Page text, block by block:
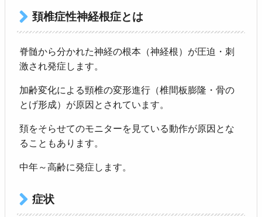
頚椎症性神経根症とは
脊髄から分かれた神経の根本（神経根）が圧迫・刺
激され発症します。
加齢変化による頸椎の変形進行（椎間板膨隆・骨の
とげ形成）が原因とされています。
頚をそらせてのモニターを見ている動作が原因とな
ることもあります。
中年～高齢に発症します。
症状